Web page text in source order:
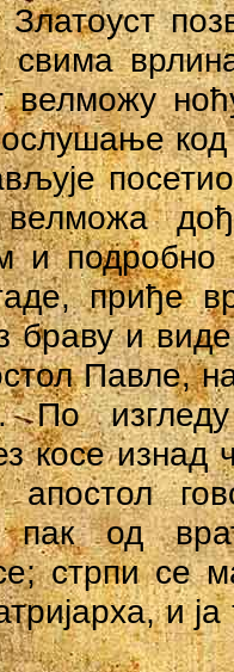
Златоуст
свима
велможу
код
и
приђе
браву и
Павле,
По
косе
апостол
пак од
стрпи се
и